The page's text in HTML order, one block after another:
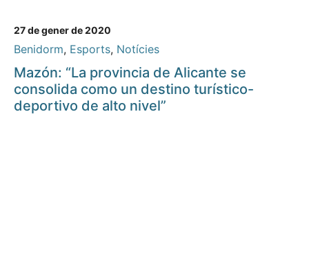
27 de gener de 2020
Benidorm, Esports, Notícies
Mazón: “La provincia de Alicante se
consolida como un destino turístico-
deportivo de alto nivel”